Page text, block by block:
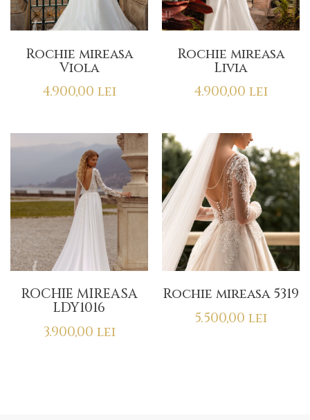
Rochie mireasa
Viola
4.900,00 lei
Rochie mireasa
Livia
4.900,00 lei
ROCHIE MIREASA
LDY1016
3.900,00 lei
Rochie mireasa 5319
5.500,00 lei